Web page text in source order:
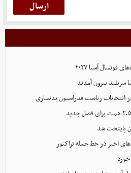
آسیا ۲۰۲۷
انتخابات ریاست فدراسیون بدنسازی
پایتخت شد
اخیر در خط حمله تراکتور